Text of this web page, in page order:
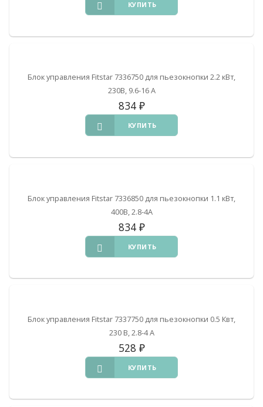
КУПИТЬ
Блок управления Fitstar 7336750 для пьезокнопки 2.2 кВт,
230В, 9.6-16 А
834 ₽
КУПИТЬ
Блок управления Fitstar 7336850 для пьезокнопки 1.1 кВт,
400В, 2.8-4А
834 ₽
КУПИТЬ
Блок управления Fitstar 7337750 для пьезокнопки 0.5 Квт,
230 В, 2.8-4 А
528 ₽
КУПИТЬ